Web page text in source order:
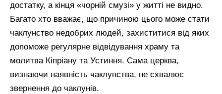
достатку, а кінця «чорній смузі» у житті не видно.
Багато хто вважає, що причиною цього може стати
чаклунство недобрих людей, захиститися від яких
допоможе регулярне відвідування храму та
молитва Кіпріану та Устиння. Сама церква,
визнаючи наявність чаклунства, не схвалює
звернення до чаклунів.